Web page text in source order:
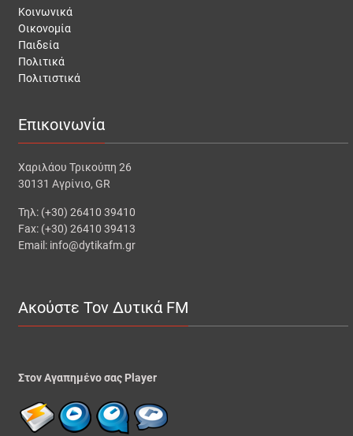
Κοινωνικά
Οικονομία
Παιδεία
Πολιτικά
Πολιτιστικά
Επικοινωνία
Χαριλάου Τρικούπη 26
30131 Αγρίνιο, GR
Τηλ: (+30) 26410 39410
Fax: (+30) 26410 39413
Email: info@dytikafm.gr
Ακούστε Τον Δυτικά FM
Στον Αγαπημένο σας Player